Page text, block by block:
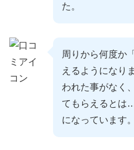
た。
周りから何度か
えるようになり
われた事がなく
てもらえるとは
になっています。